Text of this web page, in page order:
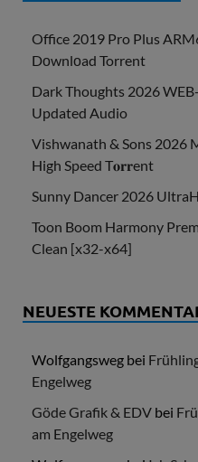
Office 2019 Pro Plus
Dоwnlоad Torrent
Dark Thoughts 2026
Updated Audio
Vishwanath & Sons 2026
High Speed T𝐨𝐫𝐫ent
Sunny Dancer 2026
Toon Boom Harmony
Clean [x32-x64]
NEUESTE
Wolfgangsweg bei
Engelweg
Göde Grafik & EDV bei
am Engelweg